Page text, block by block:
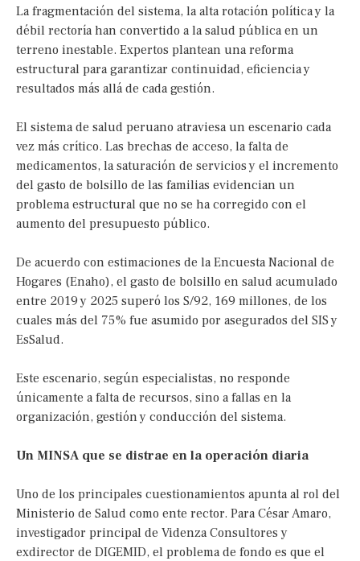
La fragmentación del sistema, la alta rotación política y la
débil rectoría han convertido a la salud pública en un
terreno inestable. Expertos plantean una reforma
estructural para garantizar continuidad, eficiencia y
resultados más allá de cada gestión.
El sistema de salud peruano atraviesa un escenario cada
vez más crítico. Las brechas de acceso, la falta de
medicamentos, la saturación de servicios y el incremento
del gasto de bolsillo de las familias evidencian un
problema estructural que no se ha corregido con el
aumento del presupuesto público.
De acuerdo con estimaciones de la Encuesta Nacional de
Hogares (Enaho), el gasto de bolsillo en salud acumulado
entre 2019 y 2025 superó los S/92, 169 millones, de los
cuales más del 75% fue asumido por asegurados del SIS y
EsSalud.
Este escenario, según especialistas, no responde
únicamente a falta de recursos, sino a fallas en la
organización, gestión y conducción del sistema.
Un MINSA que se distrae en la operación diaria
Uno de los principales cuestionamientos apunta al rol del
Ministerio de Salud como ente rector. Para César Amaro,
investigador principal de Videnza Consultores y
exdirector de DIGEMID, el problema de fondo es que el